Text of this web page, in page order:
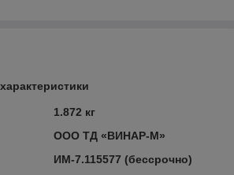
1.872 кг
ООО ТД «ВИНАР-М»
ИМ-7.115577 (бессрочно)